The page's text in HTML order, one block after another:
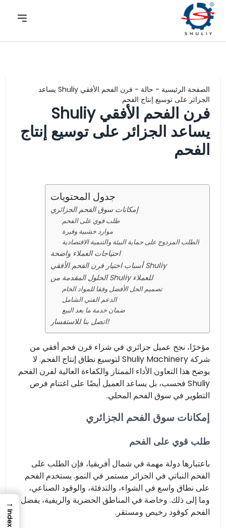
الصفحة الرئيسية - حالة -
فرن الفحم الأفقي Shuliy يساعد
الجزائر على توسيع إنتاج الفحم
فرن الفحم الأفقي Shuliy
يساعد الجزائر على توسيع إنتاج
الفحم
جدول المحتويات
إمكانات سوق الفحم الجزائري
طلب قوي على الفحم
موارد خشبية وفيرة
الطلب المزدوج على حماية البيئة والتنمية الاقتصادية
احتياجات العملاء واضحة
أسباب اختيار فرن الفحم الأفقي Shuliy
الحلول المقدمة من Shuliy للعملاء
تصميم الحل الأفضل وفقا للمواد الخام
الدعم الفني الشامل
ضمان خدمة ما بعد البيع
اتصل بنا للاستفسار!
مؤخرًا، نجح عميل جزائري في شراء فرن فحم أفقي من
شركة Shuliy Machinery لتوسيع نطاق إنتاج الفحم. لا
يوضح هذا التعاون الأداء الممتاز والكفاءة العالية لفرن الفحم
Shuliy فحسب، بل يساعد العميل أيضًا على اغتنام فرص
التطوير في سوق الفحم المحلي.
إمكانات سوق الفحم الجزائري
طلب قوي على الفحم
باعتبارها دولة مهمة في شمال أفريقيا، فإن الطلب على
الفحم النباتي في الجزائر مستمر في النمو. يستخدم الفحم
على نطاق واسع في الشواء، والتدفئة، والوقود الصناعي،
وما إلى ذلك. وخاصة في المناطق الحضرية والريفية، يفضل
الفحم كوقود رخيص ومستقر.
→
Index